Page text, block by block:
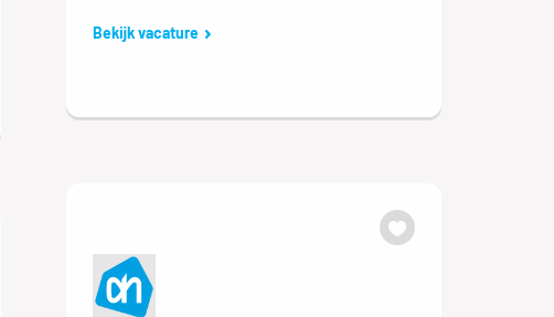
Bekijk vacature